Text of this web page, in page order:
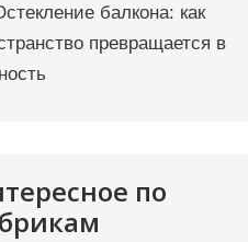
балкона: как
превращается в
по